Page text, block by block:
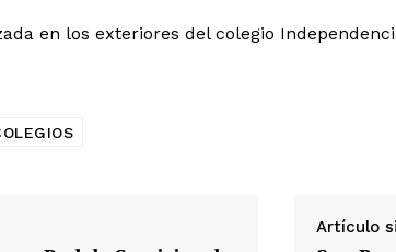
en los exteriores del colegio
Artículo